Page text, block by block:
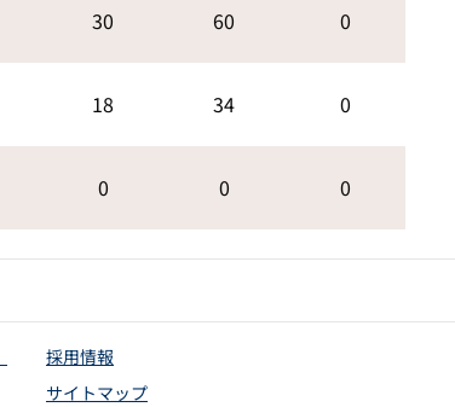
30 60 0
18 34 0
0 0 0
採用情報
サイトマップ